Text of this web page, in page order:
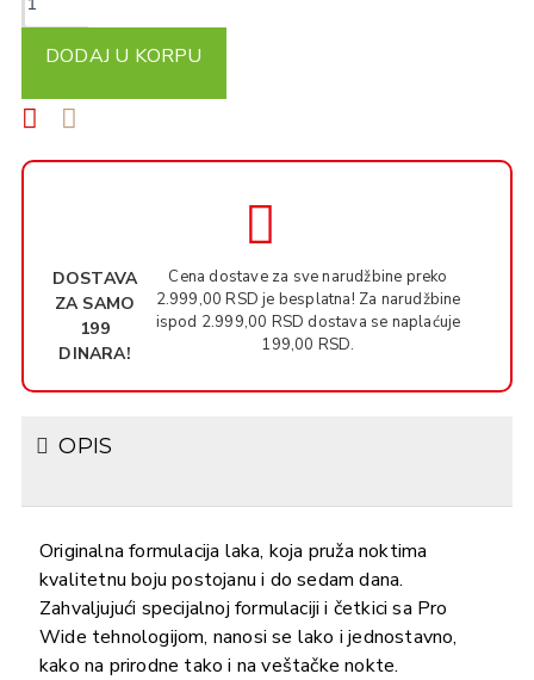
DODAJ U KORPU
DOSTAVA
ZA SAMO
199
DINARA!
Cena dostave za sve narudžbine preko
2.999,00 RSD je besplatna! Za narudžbine
ispod 2.999,00 RSD dostava se naplaćuje
199,00 RSD.
OPIS
Originalna formulacija laka, koja pruža noktima
kvalitetnu boju postojanu i do sedam dana.
Zahvaljujući specijalnoj formulaciji i četkici sa Pro
Wide tehnologijom, nanosi se lako i jednostavno,
kako na prirodne tako i na veštačke nokte.